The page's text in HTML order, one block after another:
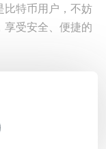
比特币用户，不妨
享受安全、便捷的